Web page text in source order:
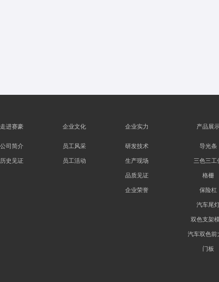
走进赛豪
公司简介
历史见证
企业文化
员工风采
员工活动
企业实力
研发技术
生产现场
品质见证
企业荣誉
产品展
导光条
三色三工
格栅
保险杠
汽车尾
双色支架
汽车双色前
门板